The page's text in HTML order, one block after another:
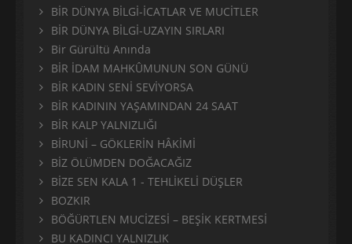
BİR DÜNYA BİLGİ-İCATLAR VE MUCİTLER
BİR DÜNYA BİLGİ-UZAYIN SIRLARI
Bir Gürültü Anında
BİR İDAM MAHKÛMUNUN SON GÜNÜ
BİR KADIN SENİ SEVİYORSA
BİR KADININ YAŞAMINDAN 24 SAAT
BİR KALP YALNIZLIĞI
BİRUNİ – GÖKLERİN HÂKİMİ
BİZ ÖLÜMDEN DOĞACAĞIZ
BİZE SEN KALA 1 - TEHLİKELİ DÜŞLER
BOZKIR
BÖĞÜRTLEN MUCİZESİ – BEŞİK KERTMESİ
BU KADINCI YALNIZLIK